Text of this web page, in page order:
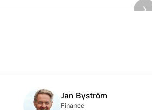
Jan Byström
Finance